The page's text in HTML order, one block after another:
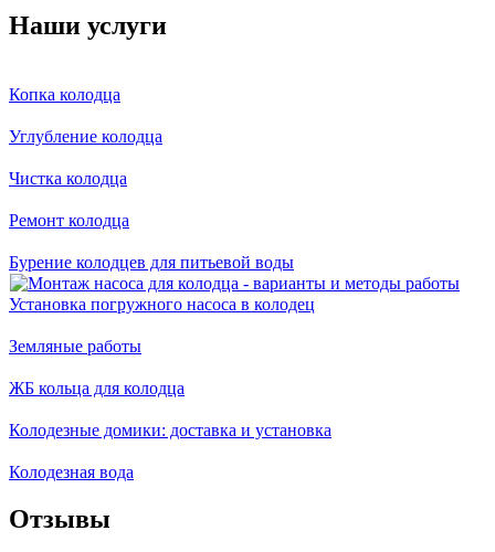
Наши услуги
Копка колодца
Углубление колодца
Чистка колодца
Ремонт колодца
Бурение колодцев для питьевой воды
Установка погружного насоса в колодец
Земляные работы
ЖБ кольца для колодца
Колодезные домики: доставка и установка
Колодезная вода
Отзывы